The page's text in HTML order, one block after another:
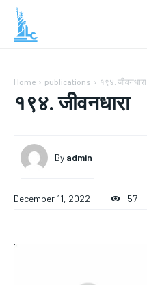
Home publications १९४. जीवनधारा
१९४. जीवनधारा
By admin
December 11, 2022 57